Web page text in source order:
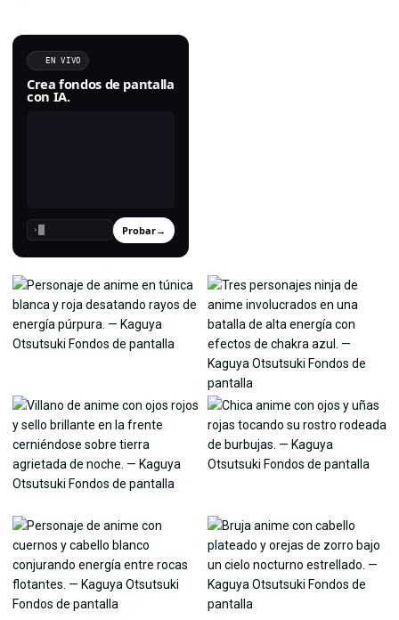
EN VIVO
Crea fondos de pantalla
con IA.
› Probar→